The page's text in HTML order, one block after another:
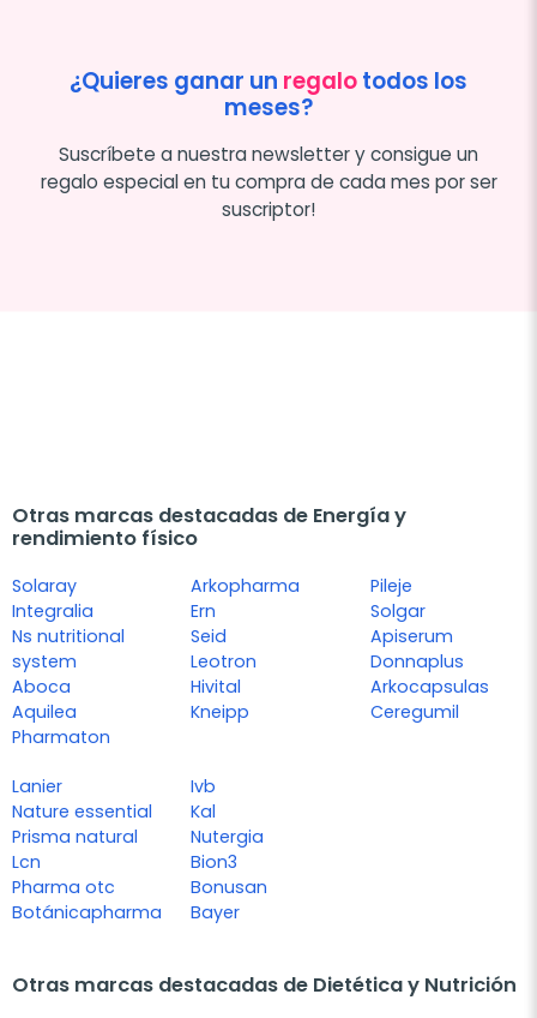
¿Quieres ganar un regalotodos los
meses?
Suscríbete a nuestra newsletter y consigue un
regalo especial en tu compra de cada mes por ser
suscriptor!
Otras marcas destacadas de Energía y
rendimiento físico
Solaray
Integralia
Ns nutritional
system
Aboca
Aquilea
Pharmaton
Arkopharma
Ern
Seid
Leotron
Hivital
Kneipp
Pileje
Solgar
Apiserum
Donnaplus
Arkocapsulas
Ceregumil
Lanier
Nature essential
Prisma natural
Lcn
Pharma otc
Botánicapharma
Ivb
Kal
Nutergia
Bion3
Bonusan
Bayer
Otras marcas destacadas de Dietética y Nutrición